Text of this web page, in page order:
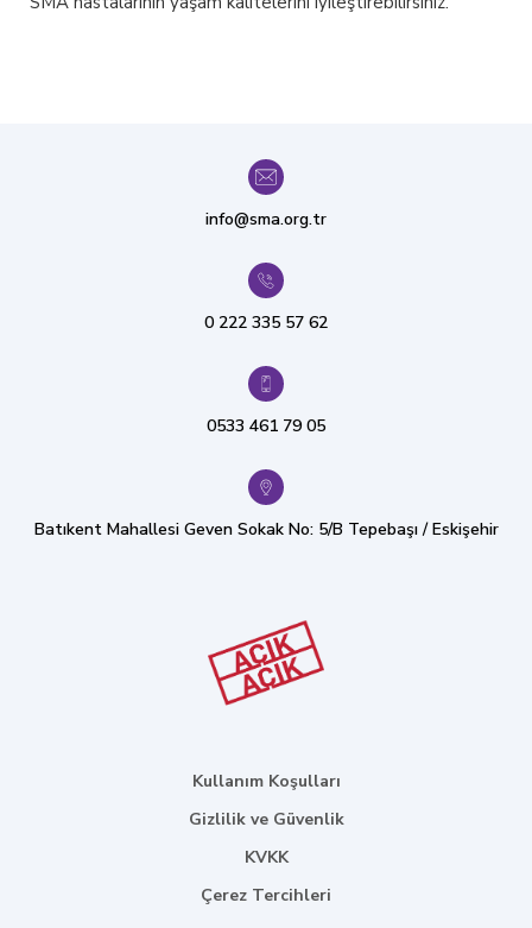
info@sma.org.tr
0 222 335 57 62
0533 461 79 05
Batıkent Mahallesi Geven Sokak No: 5/B Tepebaşı / Eskişehir
Kullanım Koşulları
Gizlilik ve Güvenlik
KVKK
Çerez Tercihleri